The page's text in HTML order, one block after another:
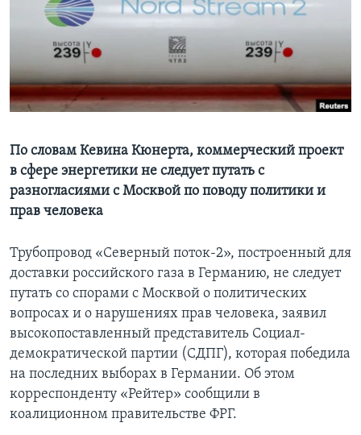
Learning English
СОЦИАЛЬНЫЕ СЕТИ
Языки
По словам Кевина Кюнерта, коммерческий проект
в сфере энергетики не следует путать с
разногласиями с Москвой по поводу политики и
прав человека
Трубопровод «Северный поток-2», построенный для
доставки российского газа в Германию, не следует
путать со спорами с Москвой о политических
вопросах и о нарушениях прав человека, заявил
высокопоставленный представитель Социал-
демократической партии (СДПГ), которая победила
на последних выборах в Германии. Об этом
корреспонденту «Рейтер» сообщили в
коалиционном правительстве ФРГ.